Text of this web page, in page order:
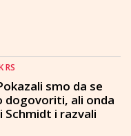
RS
smo da se
dogovoriti, ali onda
Schmidt i razvali